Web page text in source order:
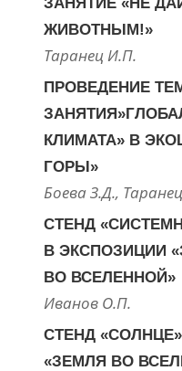
ЖИВОТНЫМ!»
Таранец И.П.
ПРОВЕДЕНИЕ
КЛИМАТА» В
ГОРЫ»
Боева З.Д.,
СТЕНД
В ЭКСПОЗИЦИИ
ВО ВСЕЛЕННОЙ»
Иванов О.П.
СТЕНД
«ЗЕМЛЯ ВО